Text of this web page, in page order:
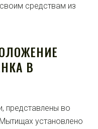
средствам из
В
представлены во
установлено